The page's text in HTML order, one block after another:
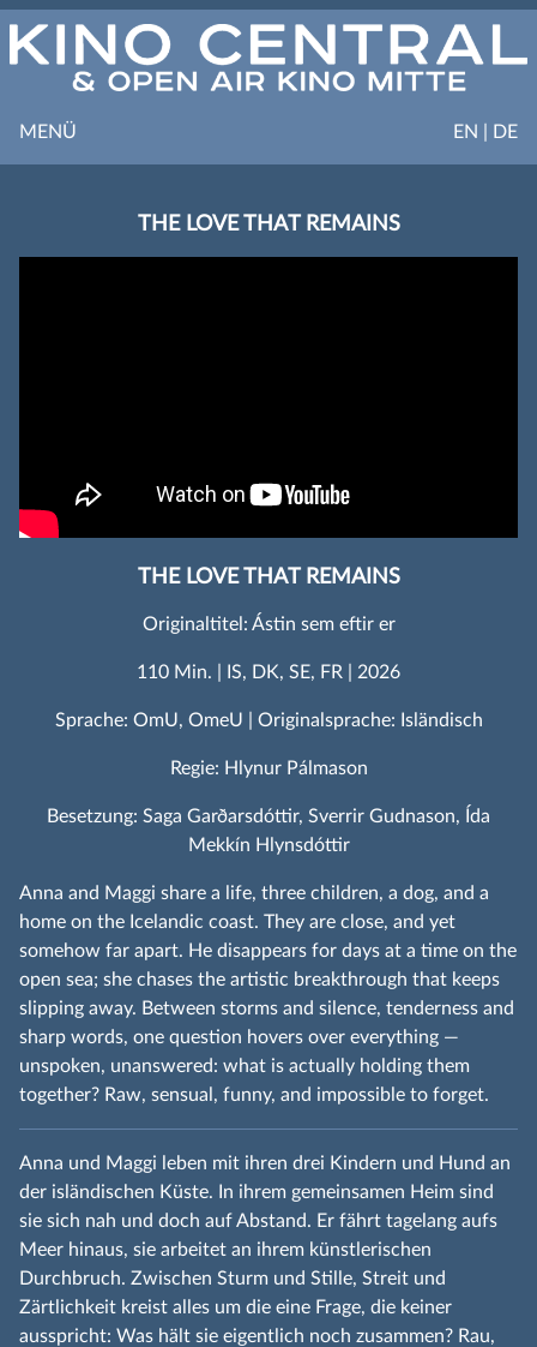
EN | DE
MENÜ
THE LOVE THAT REMAINS
THE LOVE THAT REMAINS
Originaltitel: Ástin sem eftir er
110 Min. | IS, DK, SE, FR | 2026
Sprache: OmU, OmeU | Originalsprache: Isländisch
Regie: Hlynur Pálmason
Besetzung: Saga Garðarsdóttir, Sverrir Gudnason, Ída
Mekkín Hlynsdóttir
Anna and Maggi share a life, three children, a dog, and a
home on the Icelandic coast. They are close, and yet
somehow far apart. He disappears for days at a time on the
open sea; she chases the artistic breakthrough that keeps
slipping away. Between storms and silence, tenderness and
sharp words, one question hovers over everything —
unspoken, unanswered: what is actually holding them
together? Raw, sensual, funny, and impossible to forget.
Anna und Maggi leben mit ihren drei Kindern und Hund an
der isländischen Küste. In ihrem gemeinsamen Heim sind
sie sich nah und doch auf Abstand. Er fährt tagelang aufs
Meer hinaus, sie arbeitet an ihrem künstlerischen
Durchbruch. Zwischen Sturm und Stille, Streit und
Zärtlichkeit kreist alles um die eine Frage, die keiner
ausspricht: Was hält sie eigentlich noch zusammen? Rau,